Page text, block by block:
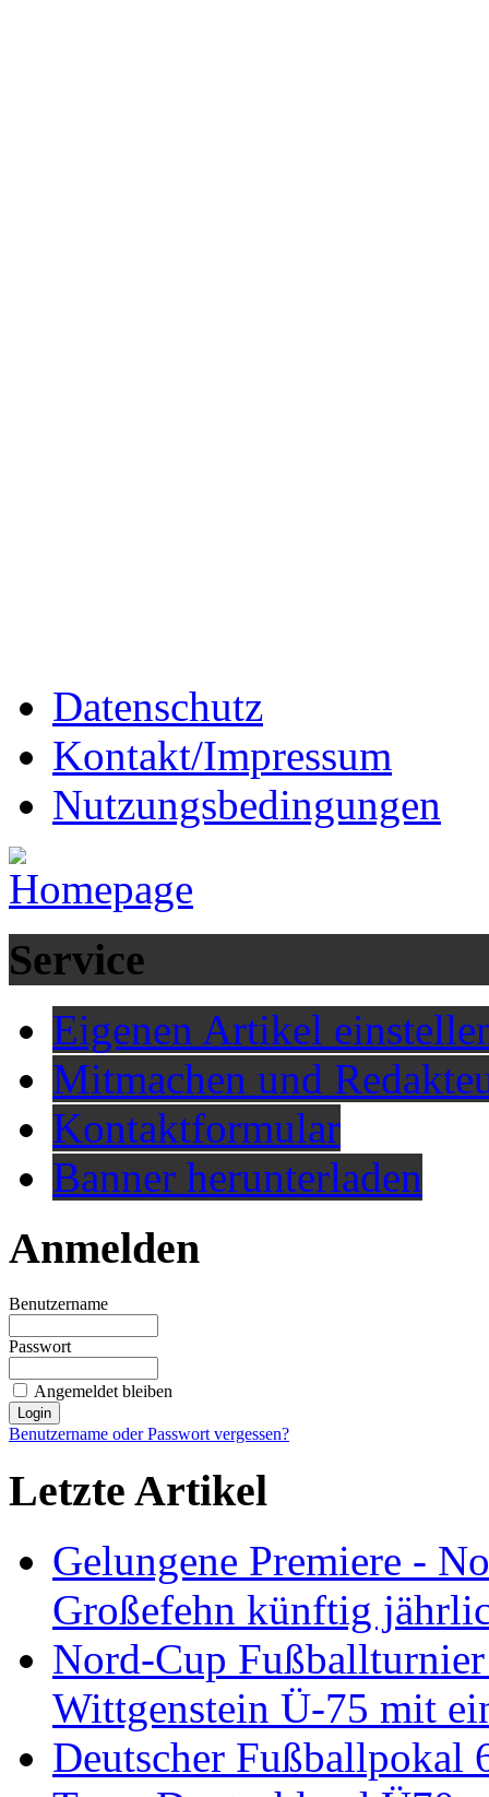
Datenschutz
Kontakt/Impressum
Nutzungsbedingungen
Service
Eigenen Artikel
Mitmachen und
Kontaktformular
Banner herunterladen
Anmelden
Benutzername
Passwort
Angemeldet bleiben
Benutzername oder Passwort vergessen?
Letzte Artikel
Gelungene Premiere -
Großefehn künftig
Nord-Cup
Wittgenstein Ü-75 mit
Deutscher Fußballpokal